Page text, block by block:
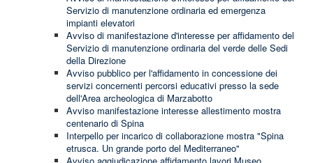
Servizio di manutenzione ordinaria ed emergenza
impianti elevatori
Avviso di manifestazione d'interesse per affidamento del
Servizio di manutenzione ordinaria del verde delle Sedi
della Direzione
Avviso pubblico per l'affidamento in concessione dei
servizi concernenti percorsi educativi presso la sede
dell'Area archeologica di Marzabotto
Avviso manifestazione interesse allestimento mostra
centenario di Spina
Interpello per incarico di collaborazione mostra "Spina
etrusca. Un grande porto del Mediterraneo"